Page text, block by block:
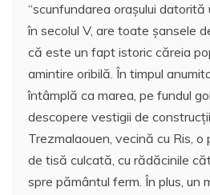
“scunfundarea oraşului datorită
în secolul V, are toate şansele
că este un fapt istoric căreia
amintire oribilă. În timpul
întâmplă ca marea, pe fundul
descopere vestigii de
Trezmalaouen, vecină cu Ris, o
de tisă culcată, cu rădăcinile
spre pământul ferm. În plus, un